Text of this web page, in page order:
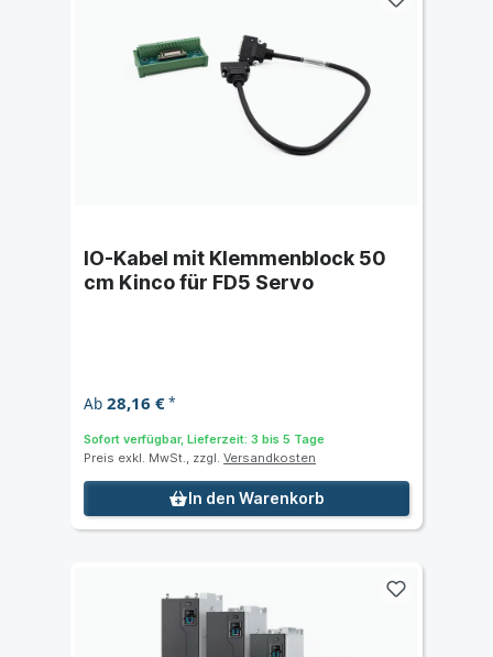
IO-Kabel mit Klemmenblock 50
cm Kinco für FD5 Servo
Ab 28,16 €*
Sofort verfügbar, Lieferzeit: 3 bis 5 Tage
Preis exkl. MwSt., zzgl. Versandkosten
In den Warenkorb